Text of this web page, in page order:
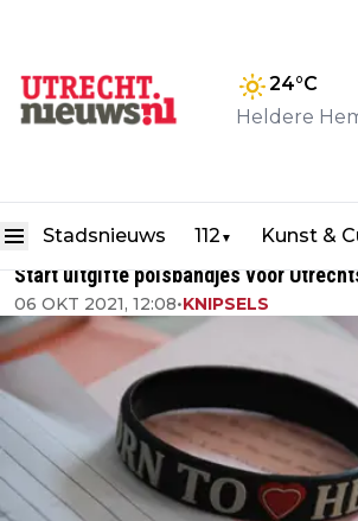
24°C
Heldere
Stadsnieuws 112 ▼ Kunst &
Start uitgifte polsbandjes voor
06 OKT 2021, 12:08•KNIPSELS